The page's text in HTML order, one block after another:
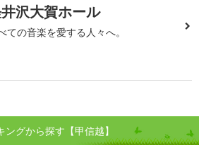
沢大賀ホール
ての音楽を愛する人々へ。
グから探す【甲信越】